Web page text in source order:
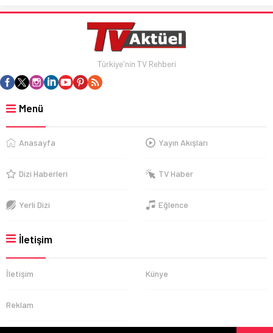
Türkiye'nin TV Rehberi
Menü
Anasayfa Yayın Akışları
Dizi Haberleri TV Haber
Yerli Dizi Eğlence
İletişim
İletişim Künye
Reklam